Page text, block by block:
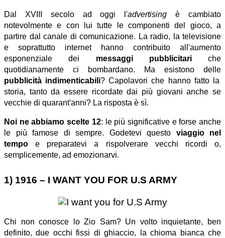
Dal XVIII secolo ad oggi l'advertising è cambiato
notevolmente e con lui tutte le componenti del gioco, a
partire dal canale di comunicazione. La radio, la televisione
e soprattutto internet hanno contribuito all'aumento
esponenziale dei messaggi pubblicitariche
quotidianamente ci bombardano. Ma esistono delle
pubblicità indimenticabili? Capolavori che hanno fatto la
storia, tanto da essere ricordate dai più giovani anche se
vecchie di quarant'anni? La risposta è sì.
Noi ne abbiamo scelte 12: le più significative e forse anche
le più famose di sempre. Godetevi questo viaggio nel
tempo e preparatevi a rispolverare vecchi ricordi o,
semplicemente, ad emozionarvi.
1) 1916 – I WANT YOU FOR U.S ARMY
Chi non conosce lo Zio Sam? Un volto inquietante, ben
definito, due occhi fissi di ghiaccio, la chioma bianca che